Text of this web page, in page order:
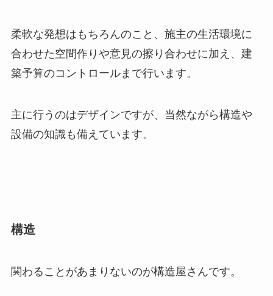
柔軟な発想はもちろんのこと、施主の生活環境に
合わせた空間作りや意見の擦り合わせに加え、建
築予算のコントロールまで行います。
主に行うのはデザインですが、当然ながら構造や
設備の知識も備えています。
構造
関わることがあまりないのが構造屋さんです。